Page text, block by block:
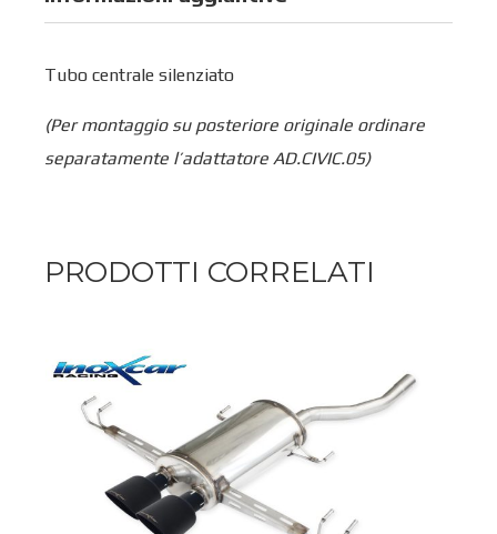
Tubo centrale silenziato
(Per montaggio su posteriore originale ordinare
separatamente l’adattatore AD.CIVIC.05)
PRODOTTI CORRELATI